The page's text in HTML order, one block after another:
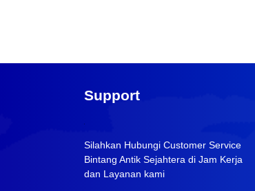
Support
Silahkan Hubungi Customer Service
Bintang Antik Sejahtera di Jam Kerja
dan Layanan kami